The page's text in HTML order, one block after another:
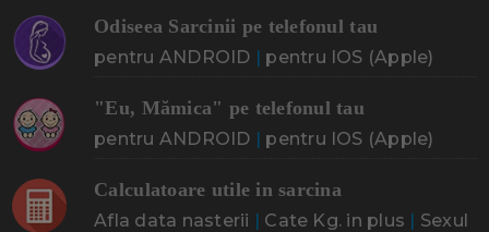
Odiseea Sarcinii pe telefonul tau
pentru ANDROID | pentru IOS (Apple)
"Eu, Mămica" pe telefonul tau
pentru ANDROID | pentru IOS (Apple)
Calculatoare utile in sarcina
Afla data nasterii | Cate Kg. in plus | Sexul